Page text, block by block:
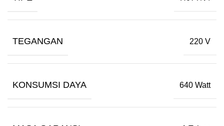
TEGANGAN 220 V
KONSUMSI DAYA 640 Watt